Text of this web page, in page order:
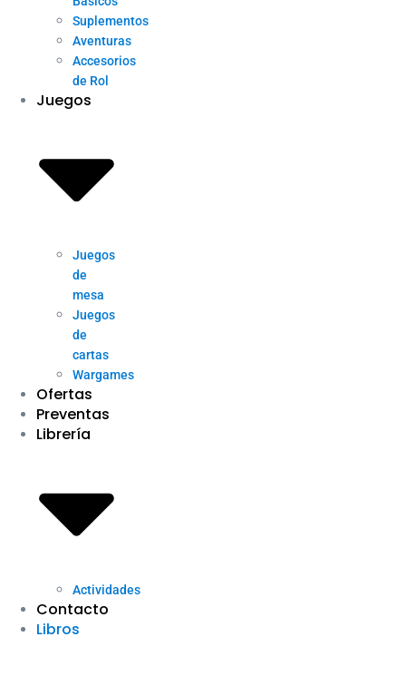
Suplementos
Aventuras
Accesorios
de Rol
Juegos
Juegos
de
mesa
Juegos
de
cartas
Wargames
Ofertas
Preventas
Librería
Actividades
Contacto
Libros